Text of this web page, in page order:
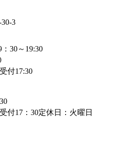
3
30～19:30
付17:30
付17：30定休日：火曜日